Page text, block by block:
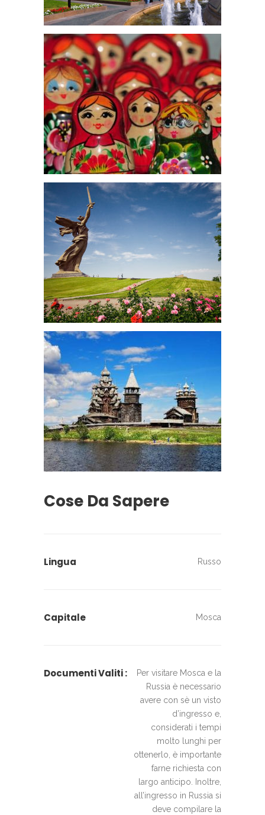
Cose Da Sapere
Lingua Russo
Capitale Mosca
Documenti Valiti :
Per visitare Mosca e la
Russia è necessario
avere con sè un visto
d’ingresso e,
considerati i tempi
molto lunghi per
ottenerlo, è importante
farne richiesta con
largo anticipo. Inoltre,
all’ingresso in Russia si
deve compilare la